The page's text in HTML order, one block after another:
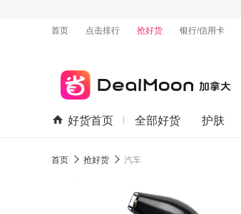
首页
点击排行 抢好货 银行/信用卡
好货首页 全部好货 护肤
首页 抢好货 汽车